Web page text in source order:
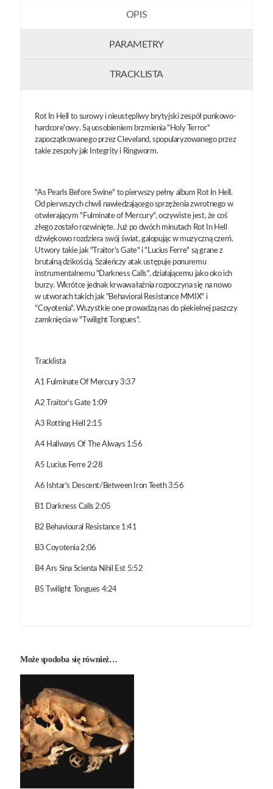
OPIS
PARAMETRY
TRACKLISTA
Rot In Hell to surowy i nieustępliwy brytyjski zespół punkowo-
hardcore'owy. Są uosobieniem brzmienia "Holy Terror"
zapoczątkowanego przez Cleveland, spopularyzowanego przez
takie zespoły jak Integrity i Ringworm.
"As Pearls Before Swine" to pierwszy pełny album Rot In Hell.
Od pierwszych chwil nawiedzającego sprzężenia zwrotnego w
otwierającym "Fulminate of Mercury", oczywiste jest, że coś
złego zostało rozwinięte. Już po dwóch minutach Rot In Hell
dźwiękowo rozdziera swój świat, galopując w muzyczną czerń.
Utwory takie jak "Traitor's Gate" i "Lucius Ferre" są grane z
brutalną dzikością. Szaleńczy atak ustępuje ponuremu
instrumentalnemu "Darkness Calls", działającemu jako oko ich
burzy. Wkrótce jednak krwawa łaźnia rozpoczyna się na nowo
w utworach takich jak "Behavioral Resistance MMIX" i
"Coyotenia". Wszystkie one prowadzą nas do piekielnej paszczy
zamknięcia w "Twilight Tongues".
Tracklista
A1 Fulminate Of Mercury 3:37
A2 Traitor's Gate 1:09
A3 Rotting Hell 2:15
A4 Hallways Of The Always 1:56
A5 Lucius Ferre 2:28
A6 Ishtar's Descent/Between Iron Teeth 3:56
B1 Darkness Calls 2:05
B2 Behavioural Resistance 1:41
B3 Coyotenia 2:06
B4 Ars Sina Scienta Nihil Est 5:52
B5 Twilight Tongues 4:24
Może spodoba się również…